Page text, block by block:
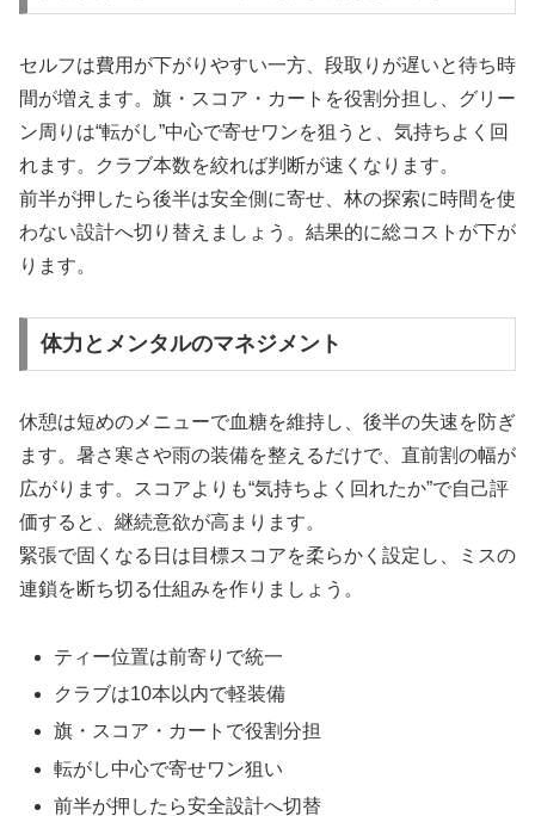
セルフは費用が下がりやすい一方、段取りが遅いと待ち時
間が増えます。旗・スコア・カートを役割分担し、グリー
ン周りは“転がし”中心で寄せワンを狙うと、気持ちよく回
れます。クラブ本数を絞れば判断が速くなります。
前半が押したら後半は安全側に寄せ、林の探索に時間を使
わない設計へ切り替えましょう。結果的に総コストが下が
ります。
体力とメンタルのマネジメント
休憩は短めのメニューで血糖を維持し、後半の失速を防ぎ
ます。暑さ寒さや雨の装備を整えるだけで、直前割の幅が
広がります。スコアよりも“気持ちよく回れたか”で自己評
価すると、継続意欲が高まります。
緊張で固くなる日は目標スコアを柔らかく設定し、ミスの
連鎖を断ち切る仕組みを作りましょう。
ティー位置は前寄りで統一
クラブは10本以内で軽装備
旗・スコア・カートで役割分担
転がし中心で寄せワン狙い
前半が押したら安全設計へ切替